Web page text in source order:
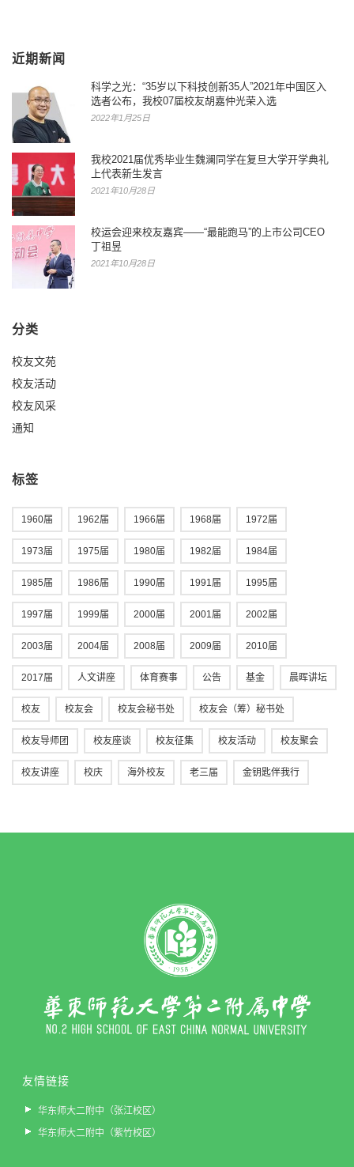
近期新闻
科学之光：“35岁以下科技创新35人”2021年中国区入
选者公布，我校07届校友胡嘉仲光荣入选
2022年1月25日
我校2021届优秀毕业生魏澜同学在复旦大学开学典礼
上代表新生发言
2021年10月28日
校运会迎来校友嘉宾——“最能跑马”的上市公司CEO
丁祖昱
2021年10月28日
分类
校友文苑
校友活动
校友风采
通知
标签
1960届 1962届 1966届 1968届 1972届
1973届 1975届 1980届 1982届 1984届
1985届 1986届 1990届 1991届 1995届
1997届 1999届 2000届 2001届 2002届
2003届 2004届 2008届 2009届 2010届
2017届 人文讲座 体育赛事 公告 基金 晨晖讲坛
校友 校友会 校友会秘书处 校友会（筹）秘书处
校友导师团 校友座谈 校友征集 校友活动 校友聚会
校友讲座 校庆 海外校友 老三届 金钥匙伴我行
友情链接
华东师大二附中（张江校区）
华东师大二附中（紫竹校区）